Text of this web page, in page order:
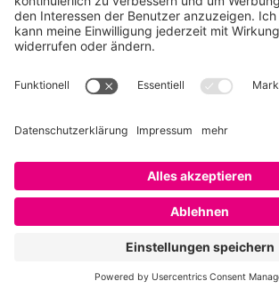
Impressum
Cookie-Richtlinie (EU)
Copyright © 2026SAATKORN